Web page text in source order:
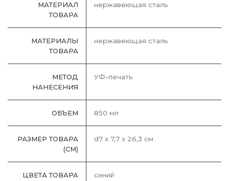
МАТЕРИАЛ
ТОВАРА
нержавеющая сталь
МАТЕРИАЛЫ
ТОВАРА
нержавеющая cталь
МЕТОД
НАНЕСЕНИЯ
УФ-печать
ОБЪЕМ 850 мл
РАЗМЕР ТОВАРА
(СМ)
d7 х 7,7 х 26,3 см
ЦВЕТА ТОВАРА синий